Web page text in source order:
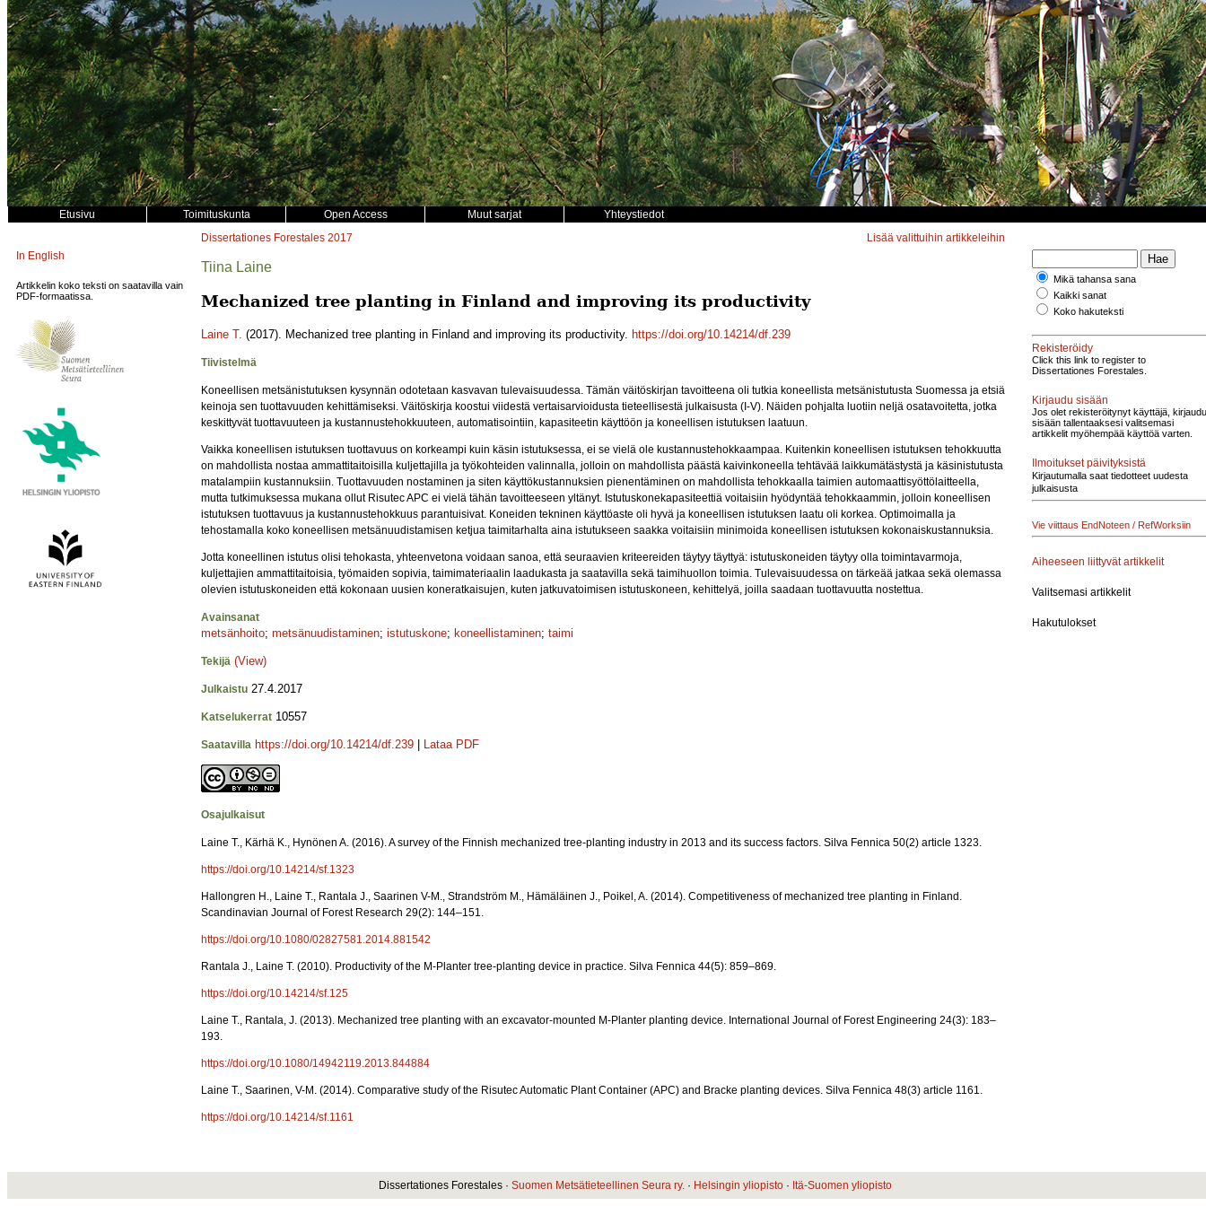
Etusivu Toimituskunta Open Access Muut sarjat Yhteystiedot
In English
Artikkelin koko teksti on saatavilla vain
PDF-formaatissa.
Dissertationes Forestales 2017 Lisää valittuihin artikkeleihin
Tiina Laine
Mechanized tree planting in Finland and improving its productivity
Laine T. (2017). Mechanized tree planting in Finland and improving its productivity. https://doi.org/10.14214/df.239
Tiivistelmä
Koneellisen metsänistutuksen kysynnän odotetaan kasvavan tulevaisuudessa. Tämän väitöskirjan tavoitteena oli tutkia koneellista metsänistutusta Suomessa ja etsiä
keinoja sen tuottavuuden kehittämiseksi. Väitöskirja koostui viidestä vertaisarvioidusta tieteellisestä julkaisusta (I-V). Näiden pohjalta luotiin neljä osatavoitetta, jotka
keskittyvät tuottavuuteen ja kustannustehokkuuteen, automatisointiin, kapasiteetin käyttöön ja koneellisen istutuksen laatuun.
Vaikka koneellisen istutuksen tuottavuus on korkeampi kuin käsin istutuksessa, ei se vielä ole kustannustehokkaampaa. Kuitenkin koneellisen istutuksen tehokkuutta
on mahdollista nostaa ammattitaitoisilla kuljettajilla ja työkohteiden valinnalla, jolloin on mahdollista päästä kaivinkoneella tehtävää laikkumätästystä ja käsinistutusta
matalampiin kustannuksiin. Tuottavuuden nostaminen ja siten käyttökustannuksien pienentäminen on mahdollista tehokkaalla taimien automaattisyöttölaitteella,
mutta tutkimuksessa mukana ollut Risutec APC ei vielä tähän tavoitteeseen yltänyt. Istutuskonekapasiteettiä voitaisiin hyödyntää tehokkaammin, jolloin koneellisen
istutuksen tuottavuus ja kustannustehokkuus parantuisivat. Koneiden tekninen käyttöaste oli hyvä ja koneellisen istutuksen laatu oli korkea. Optimoimalla ja
tehostamalla koko koneellisen metsänuudistamisen ketjua taimitarhalta aina istutukseen saakka voitaisiin minimoida koneellisen istutuksen kokonaiskustannuksia.
Jotta koneellinen istutus olisi tehokasta, yhteenvetona voidaan sanoa, että seuraavien kriteereiden täytyy täyttyä: istutuskoneiden täytyy olla toimintavarmoja,
kuljettajien ammattitaitoisia, työmaiden sopivia, taimimateriaalin laadukasta ja saatavilla sekä taimihuollon toimia. Tulevaisuudessa on tärkeää jatkaa sekä olemassa
olevien istutuskoneiden että kokonaan uusien koneratkaisujen, kuten jatkuvatoimisen istutuskoneen, kehittelyä, joilla saadaan tuottavuutta nostettua.
Avainsanat
metsänhoito; metsänuudistaminen; istutuskone; koneellistaminen; taimi
Tekijä (View)
Julkaistu 27.4.2017
Katselukerrat 10557
Saatavilla https://doi.org/10.14214/df.239 Lataa PDF
Osajulkaisut
Laine T., Kärhä K., Hynönen A. (2016). A survey of the Finnish mechanized tree-planting industry in 2013 and its success factors. Silva Fennica 50(2) article 1323.
https://doi.org/10.14214/sf.1323
Hallongren H., Laine T., Rantala J., Saarinen V-M., Strandström M., Hämäläinen J., Poikel, A. (2014). Competitiveness of mechanized tree planting in Finland.
Scandinavian Journal of Forest Research 29(2): 144–151.
https://doi.org/10.1080/02827581.2014.881542
Rantala J., Laine T. (2010). Productivity of the M-Planter tree-planting device in practice. Silva Fennica 44(5): 859–869.
https://doi.org/10.14214/sf.125
Laine T., Rantala, J. (2013). Mechanized tree planting with an excavator-mounted M-Planter planting device. International Journal of Forest Engineering 24(3): 183–
193.
https://doi.org/10.1080/14942119.2013.844884
Laine T., Saarinen, V-M. (2014). Comparative study of the Risutec Automatic Plant Container (APC) and Bracke planting devices. Silva Fennica 48(3) article 1161.
https://doi.org/10.14214/sf.1161
Mikä tahansa sana
Kaikki sanat
Koko hakuteksti
Rekisteröidy
Click this link to register to
Dissertationes Forestales.
Kirjaudu sisään
Jos olet rekisteröitynyt käyttäjä, kirjaudu
sisään tallentaaksesi valitsemasi
artikkelit myöhempää käyttöä varten.
Ilmoitukset päivityksistä
Kirjautumalla saat tiedotteet uudesta
julkaisusta
Vie viittaus EndNoteen / RefWorksiin
Aiheeseen liittyvät artikkelit
Valitsemasi artikkelit
Hakutulokset
Dissertationes Forestales · Suomen Metsätieteellinen Seura ry. · Helsingin yliopisto · Itä-Suomen yliopisto